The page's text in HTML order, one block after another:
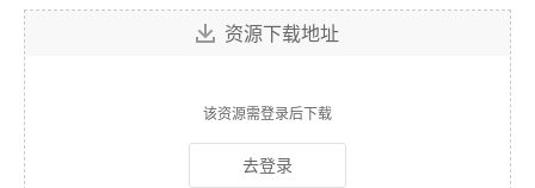
资源下载地址
该资源需登录后下载
去登录